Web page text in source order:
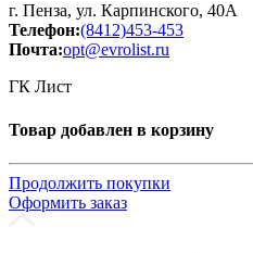
г. Пенза, ул. Карпинского, 40А
Телефон:(8412)453-453
Почта:opt@evrolist.ru
ГК Лист
Товар добавлен в корзину
Продолжить покупки
Оформить заказ